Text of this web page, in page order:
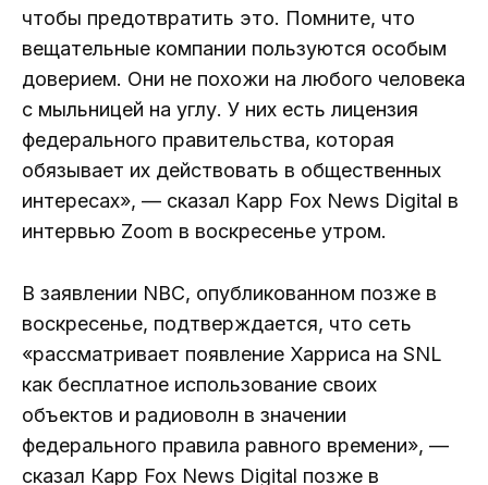
чтобы предотвратить это. Помните, что
вещательные компании пользуются особым
доверием. Они не похожи на любого человека
с мыльницей на углу. У них есть лицензия
федерального правительства, которая
обязывает их действовать в общественных
интересах», — сказал Карр Fox News Digital в
интервью Zoom в воскресенье утром.
В заявлении NBC, опубликованном позже в
воскресенье, подтверждается, что сеть
«рассматривает появление Харриса на SNL
как бесплатное использование своих
объектов и радиоволн в значении
федерального правила равного времени», —
сказал Карр Fox News Digital позже в